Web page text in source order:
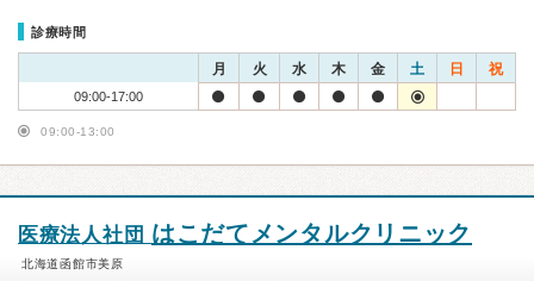
診療時間
月 火 水 木 金 土 日 祝
09:00-17:00
09:00-13:00
医療法人社団 はこだてメンタルクリニック
北海道函館市美原